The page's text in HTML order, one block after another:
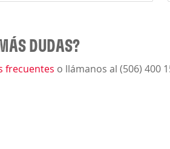
DUDAS?
frecuentes o llámanos al (506) 400